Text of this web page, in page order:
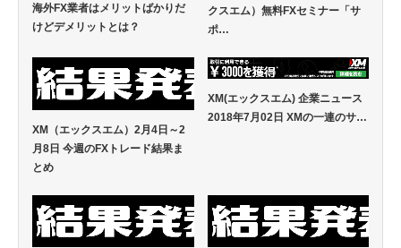
海外FX業者はメリットばかりだ
けどデメリットとは？
クスエム）無料FXセミナー「サ
ポ…
XM（エックスエム）2月4日～2
月8日 今週のFXトレード結果ま
とめ
XM(エックスエム) 企業ニュース
2018年7月02日 XMの一連のサ…